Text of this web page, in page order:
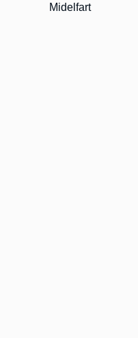
Midelfart